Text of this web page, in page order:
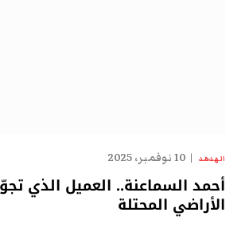
الهدهد 10 نوفمبر، 2025
أحمد السماعنة.. العميل الذي
الأراضي المحتلة